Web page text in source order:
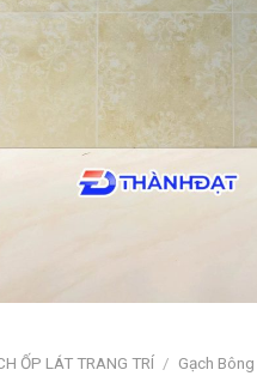
ỐP LÁT TRANG TRÍ / Gạch